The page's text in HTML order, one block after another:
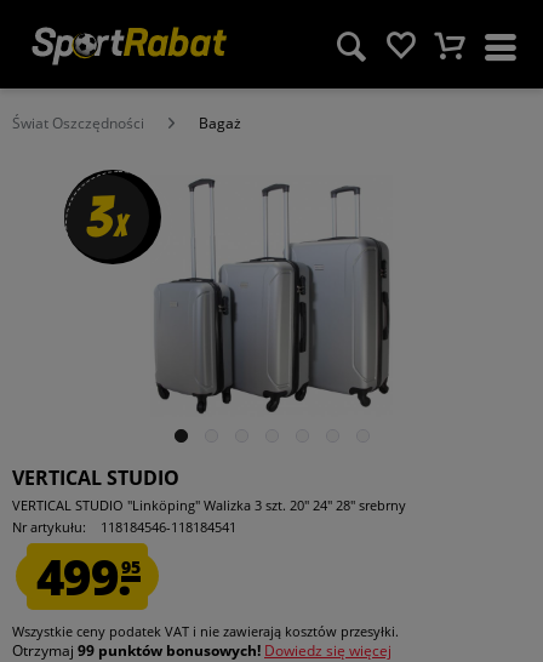
Świat Oszczędności Bagaż
3x
VERTICAL STUDIO
VERTICAL STUDIO "Linköping" Walizka 3 szt. 20" 24" 28" srebrny
Nr artykułu:
118184546-118184541
499.95
Wszystkie ceny podatek VAT i nie zawierają kosztów przesyłki.
Otrzymaj 99 punktów bonusowych! Dowiedz się więcej